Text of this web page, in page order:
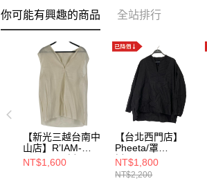
你可能有興趣的商品 全站排行
【新光三越台南中
山店】R’IAM-
PLAGE/罩衫//23-
051-922-6030-2-0
NT$1,600
【台北西門店】
Pheeta/罩
衫//PH22SS-
12/8911-699-
NT$1,800
NT$2,200